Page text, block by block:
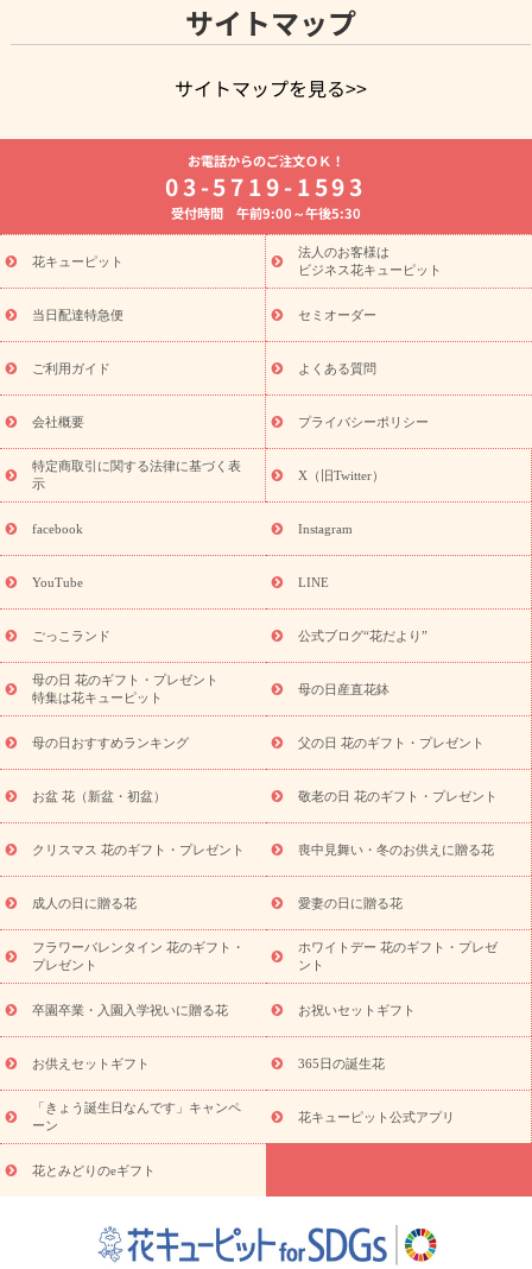
サイトマップ
サイトマップを見る>>
よく贈られる花
お祝いの花特集
誕生日フラワーギフト特集
8月の誕生花(トルコキキョウ)
開店・開業祝い
お供え・お悔やみ お供え・お悔やみの花
通夜・葬儀に贈る花 胡蝶蘭・花鉢
ーブドフラワー
季節のイベント
ひまわり ギフト・プレゼント
特集
お盆 花（新盆・初盆） 季節のイベント
お盆 花（新
盆・初盆）
お盆 花（新盆・初盆）
お盆・お供え 花とセットギ
フト
お盆・お供え プリザーブドフラワー
ひまわり ギフト・プ
レゼント特集
夏の花贈り・お中元・暑中見舞い 花のギフト特集
敬老の日におくる花ギフト・プレゼント特集
花ギフト・プレゼント特集
敬老の日 花のおすすめランキング
敬
老の日 花鉢植えのギフト・プレゼント特集
敬老の日 花とセットギ
フト・プレゼント特集
敬老の日の花 全てのギフト一覧
キャン
ペーン
「きょう誕生日なんです」キャンペーン
探す
誕生日フラワーギフト 誕生日フラワーギフト特集
誕生
日フラワーギフト商品一覧
ユリ トルコキキョウ
誕生花(トルコキキョウ)
9月の誕生花(リンドウ)
誕生日セット
ギフト
「きょう誕生日なんです」キャンペーン
用途から探す お祝いの花特集 当日配達特急便
お祝い商品
一覧
お祝い 新築・引っ越し祝い
結婚記念日
結婚祝い 出産祝い 退院祝い・快気祝い
還暦
祝い・長寿祝い
プチギフト ペットのお祝いフラワー
元・暑中見舞い
敬老の日
お供え
お供え・お悔やみ商品一覧 お供え・お悔やみの花
十九日法要以降に贈る花
通夜・葬儀に贈る花
お供え お花とセッ
お盆（新盆・初盆）
お祝い返し お見舞い
お取り
プリザーブドフラワー
スタイルから探す
アレンジメント
蘭・花鉢
ミディ胡蝶蘭・お祝い ミディ胡蝶蘭・お供え
の青色胡蝶蘭
観葉植物 観葉植物 産直多肉植物
プリザーブ
ドフラワー
お祝い お供え・お悔やみ 花とセットギフト
ミオーダー
プチギフト（hanamore -ハナモア-）
花とみどりの
eギフト
花キューピットのeGfit カラー ピンク
レンジ
レッド お花の種類 バラ ユリ トルコキキョウ
予
算から探す
お祝い お祝い・3000円～ お祝い・
お祝い・5000円～ お祝い・7000円～ お祝い・10000円～
お供え・お悔やみ
お供え・お悔やみ・3000円～
お供え・お
悔やみ・5000円～ お供え・お悔やみ・7000円～
お供え・お悔
やみ・10000円～
365日の誕生花カレンダー
開店・開業祝
お祝いを贈るときのマナー・
花キューピットのお祝いコラム一覧
誕生日のお花を「色
お電話からのご注文ＯＫ！
03-5719-1593
受付時間 午前9:00～午後5:30
花キューピット
法人のお客様は
ビジネス花キューピット
当日配達特急便 セミオーダー
ご利用ガイド よくある質問
会社概要 プライバシーポリシー
特定商取引に関する法律に基づく表
示
X（旧Twitter）
facebook Instagram
YouTube LINE
ごっこランド 公式ブログ“花だより”
母の日 花のギフト・プレゼント
特集は花キューピット
母の日産直花鉢
母の日おすすめランキング 父の日 花のギフト・プレゼント
お盆 花（新盆・初盆） 敬老の日 花のギフト・プレゼント
クリスマス 花のギフト・プレゼント 喪中見舞い・冬のお供えに贈る花
成人の日に贈る花 愛妻の日に贈る花
フラワーバレンタイン 花のギフト・
プレゼント
ホワイトデー 花のギフト・プレゼ
ント
卒園卒業・入園入学祝いに贈る花 お祝いセットギフト
お供えセットギフト 365日の誕生花
「きょう誕生日なんです」キャンペ
ーン
花キューピット公式アプリ
花とみどりのeギフト